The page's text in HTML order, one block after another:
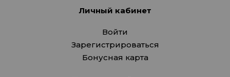
Личный кабинет
Войти
Зарегистрироваться
Бонусная карта